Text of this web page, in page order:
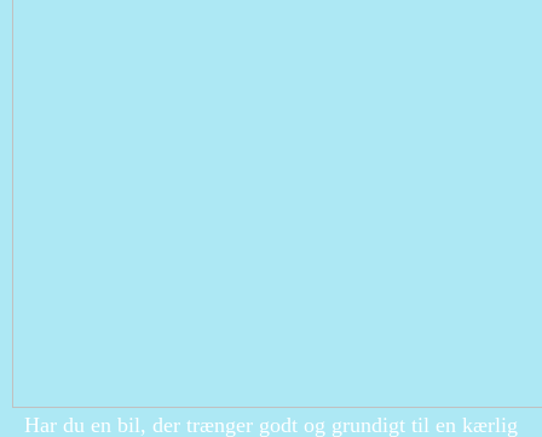
Har du en bil, der trænger godt og grundigt til en kærlig